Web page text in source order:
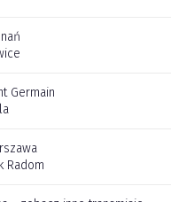
Germain
Radom